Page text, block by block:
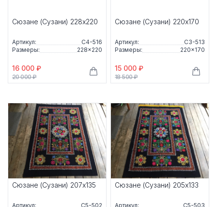
Сюзане (Сузани) 228x220
Артикул:
С4-516
Размеры:
228×220
16 000 ₽
20 000 ₽
Сюзане (Сузани) 220x170
Артикул:
С3-513
Размеры:
220×170
15 000 ₽
18 500 ₽
Сюзане (Сузани) 207x135
Артикул:
С5-502
Сюзане (Сузани) 205x133
Артикул:
С5-503